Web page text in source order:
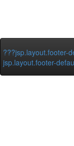
???jsp.layout.footer-
jsp.layout.footer-